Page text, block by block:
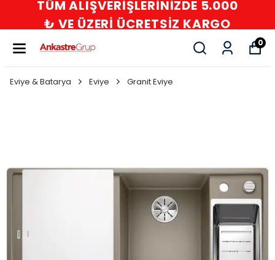
İLETİŞİM : 0532 480 60 24
0216 594 83 26
0
Eviye & Batarya Eviye Granit Eviye